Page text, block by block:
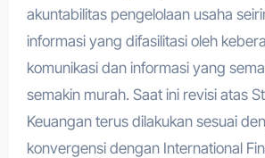
akuntabilitas pengelolaan usaha
informasi yang difasilitasi oleh
komunikasi dan informasi yang
semakin murah. Saat ini revisi atas
Keuangan terus dilakukan sesuai
konvergensi dengan International